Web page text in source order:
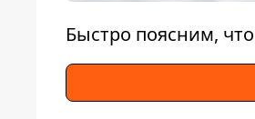
Быстро поясним,